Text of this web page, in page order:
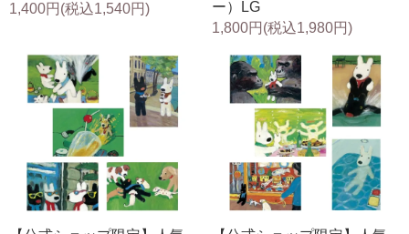
1,400円(税込1,540円)
ー）LG
1,800円(税込1,980円)